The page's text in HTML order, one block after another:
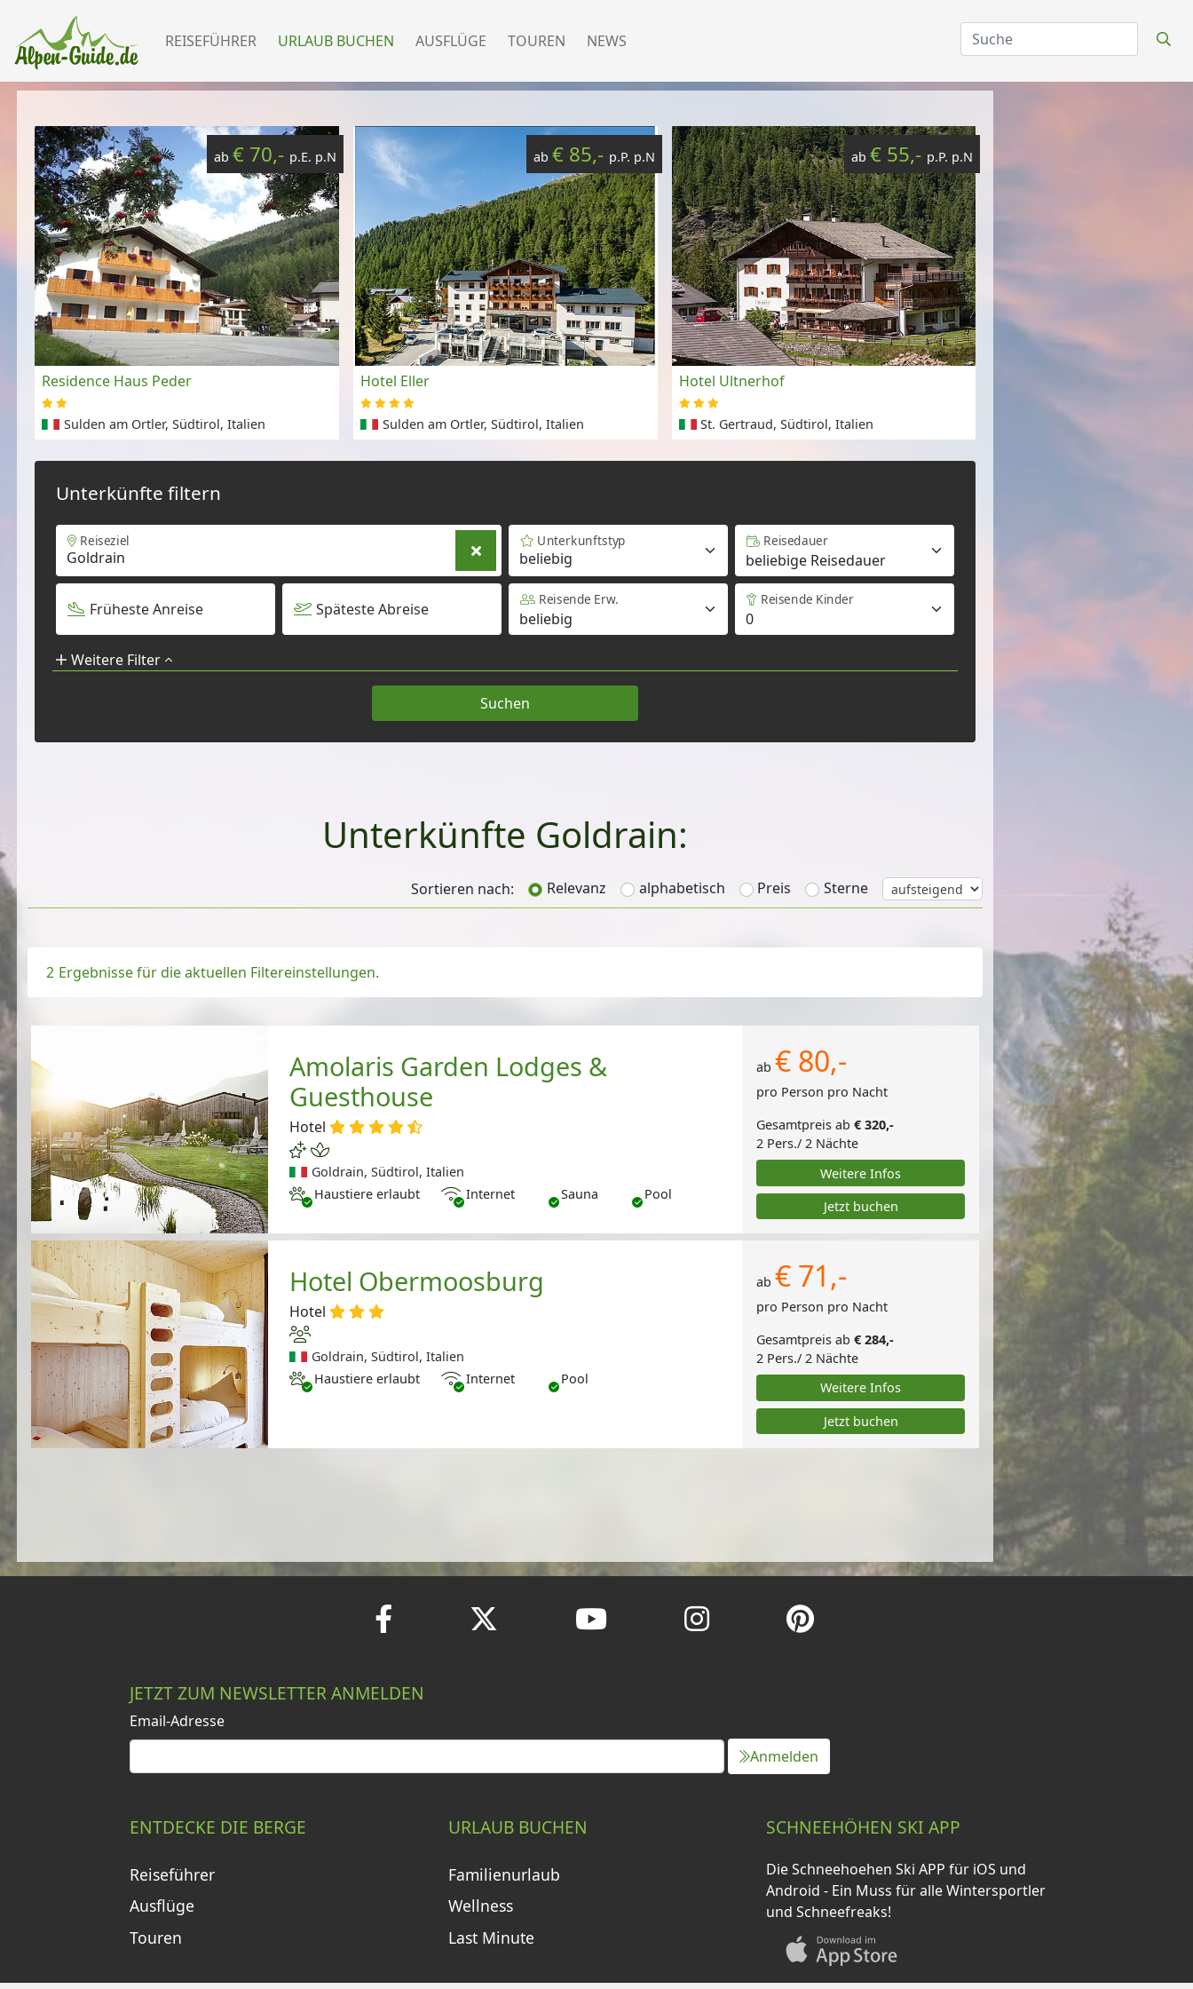
REISEFÜHRER URLAUB BUCHEN AUSFLÜGE TOUREN NEWS
ab € 70,- p.E. p.N
Residence Haus Peder
Sulden am Ortler, Südtirol, Italien
ab € 85,- p.P. p.N
Hotel Eller
Sulden am Ortler, Südtirol, Italien
ab€ 55,- p.P. p.N
Hotel Ultnerhof
St. Gertraud, Südtirol, Italien
Unterkünfte filtern
Reiseziel
beliebig
Unterkunftstyp Reisedauer
Früheste Anreise Späteste Abreise
Reisende Erw. Reisende Kinder
Weitere Filter
Unterkünfte
Sortieren nach: Relevanz alphabetisch Preis Sterne
2 Ergebnisse für die aktuellen Filtereinstellungen.
Amolaris Garden Lodges &
Guesthouse
Hotel
Goldrain, Südtirol, Italien
Haustiere erlaubt
Haustiere erlaubt InternetInternet Sauna Pool
ab€ 80,-
pro Person pro Nacht
Gesamtpreis ab€ 320,-
2 Pers./ 2 Nächte
Weitere Infos
Jetzt buchen
Hotel Obermoosburg
Hotel
Goldrain, Südtirol, Italien
Haustiere erlaubt
Haustiere erlaubt InternetInternet Pool
ab€ 71,-
pro Person pro Nacht
Gesamtpreis ab€ 284,-
2 Pers./ 2 Nächte
Weitere Infos
Jetzt buchen
JETZT ZUM NEWSLETTER ANMELDEN
Email-Adresse
Anmelden
ENTDECKE DIE BERGE
Reiseführer
Ausflüge
Touren
URLAUB BUCHEN
Familienurlaub
Wellness
Last Minute
SCHNEEHÖHEN SKI APP
Die Schneehoehen Ski APP für iOS und
Android - Ein Muss für alle Wintersportler
und Schneefreaks!